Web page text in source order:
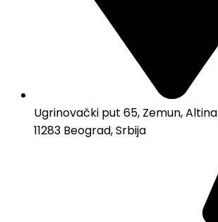
Ugrinovački put 65, Zemun, Altina
11283 Beograd, Srbija